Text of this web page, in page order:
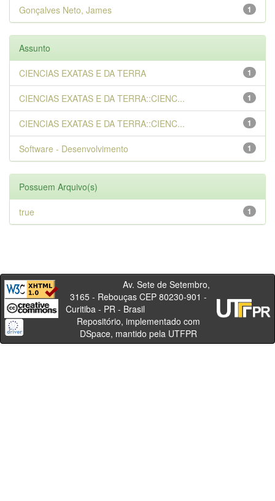
1
Gonçalves Neto, James
Assunto
1
CIENCIAS EXATAS E DA TERRA
1
CIENCIAS EXATAS E DA TERRA::CIENC...
1
CIENCIAS EXATAS E DA TERRA::CIENC...
1
Software - Desenvolvimento
Possuem Arquivo(s)
1
true
Av. Sete de Setembro,
3165 - Rebouças CEP 80230-901 -
Curitiba - PR - Brasil
Repositório, implementado com
DSpace, mantido pela UTFPR